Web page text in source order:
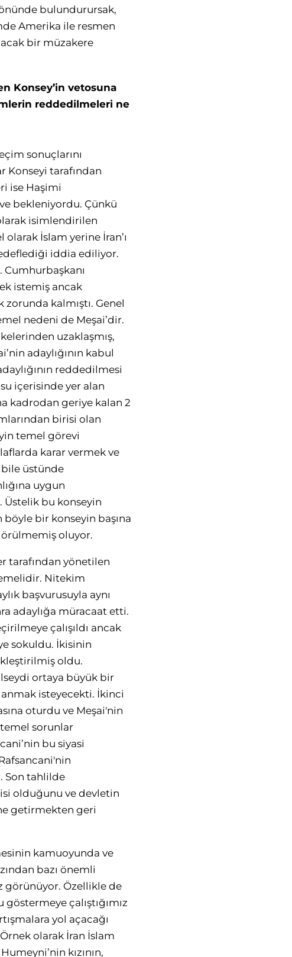
bulundurursak,
Amerika ile resmen
bir müzakere
Konsey’in vetosuna
reddedilmeleri ne
sonuçlarını
Konseyi tarafından
ise Haşimi
bekleniyordu. Çünkü
isimlendirilen
İslam yerine İran’ı
iddia ediliyor.
istemiş ancak
kalmıştı. Genel
nedeni de Meşai’dir.
uzaklaşmış,
adaylığının kabul
reddedilmesi
içerisinde yer alan
kadrodan geriye kalan 2
birisi olan
temel görevi
karar vermek ve
bile üstünde
uygun
Üstelik bu konseyin
bir konseyin başına
oluyor.
tarafından yönetilen
Nitekim
başvurusuyla aynı
adaylığa müracaat etti.
çalışıldı ancak
sokuldu. İkisinin
oldu.
ortaya büyük bir
isteyecekti. İkinci
oturdu ve Meşai'nin
sorunlar
bu siyasi
Son tahlilde
olduğunu ve devletin
getirmekten geri
kamuoyunda ve
bazı önemli
görünüyor. Özellikle de
çalıştığımız
yol açacağı
olarak İran İslam
kızının,